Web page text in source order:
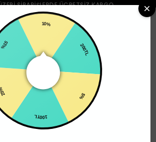
SIPARIŞLERDE ÜCRETSIZ KARGO
0
10%
200TL
5%
100TL
%15